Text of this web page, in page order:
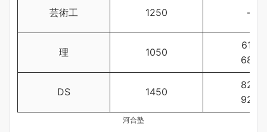
芸術工 1250 –
理 1050
618
682
DS 1450
824
922
河合塾